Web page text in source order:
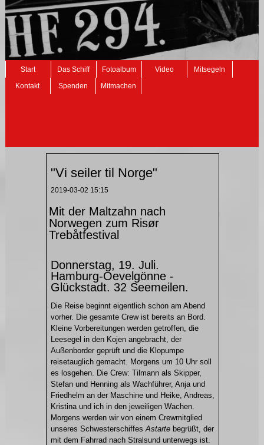
Navigation
überspringen
Start Das Schiff Fotoalbum Video
Mitsegeln
Kontakt
Spenden Mitmachen
"Vi seiler til Norge"
2019-03-02 15:15
Mit der Maltzahn nach
Norwegen zum Risør
Trebåtfestival
Donnerstag, 19. Juli.
Hamburg-Oevelgönne -
Glückstadt. 32 Seemeilen.
Die Reise beginnt eigentlich schon am Abend
vorher. Die gesamte Crew ist bereits an Bord.
Kleine Vorbereitungen werden getroffen, die
Leesegel in den Kojen angebracht, der
Außenborder geprüft und die Klopumpe
reisetauglich gemacht. Morgens um 10 Uhr soll
es losgehen. Die Crew: Tilmann als Skipper,
Stefan und Henning als Wachführer, Anja und
Friedhelm an der Maschine und Heike, Andreas,
Kristina und ich in den jeweiligen Wachen.
Morgens werden wir von einem Crewmitglied
unseres Schwesterschiffes Astartebegrüßt, der
mit dem Fahrrad nach Stralsund unterwegs ist.